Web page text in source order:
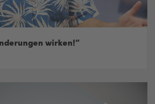
wirken!“